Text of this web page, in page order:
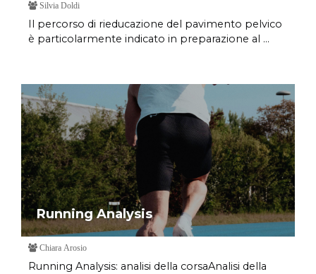
Silvia Doldi
Il percorso di rieducazione del pavimento pelvico
è particolarmente indicato in preparazione al ...
Running Analysis
Chiara Arosio
Running Analysis: analisi della corsaAnalisi della